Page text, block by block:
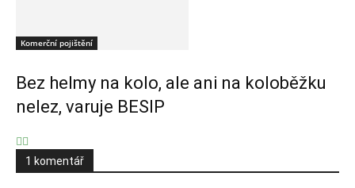
Komerční pojištění
Bez helmy na kolo, ale ani na koloběžku
nelez, varuje BESIP
1 komentář